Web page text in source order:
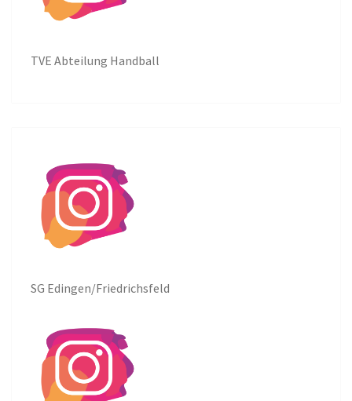
TVE Abteilung Handball
SG Edingen/Friedrichsfeld